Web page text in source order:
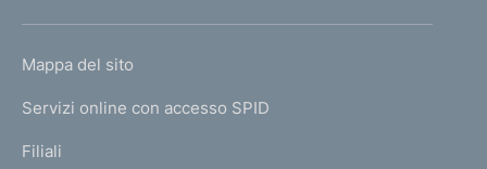
m
e
a
L
N
K
Mappa del sito
Servizi online con accesso SPID
Filiali